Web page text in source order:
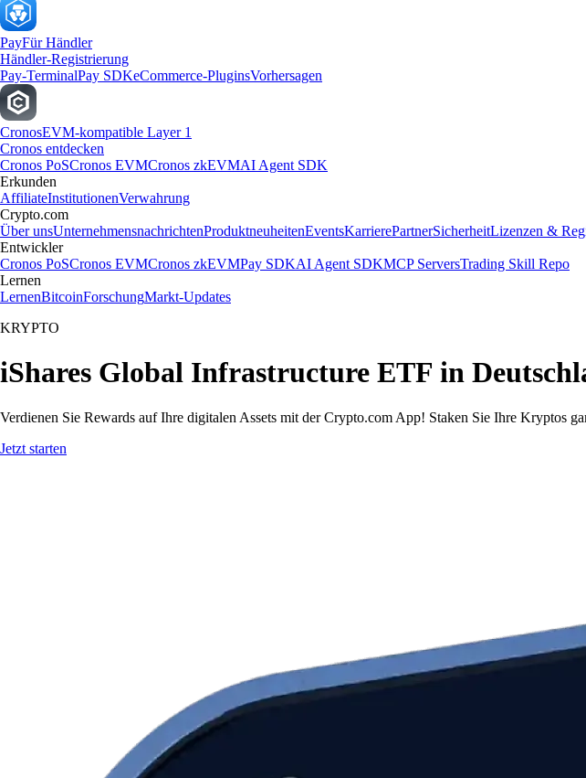
PayFür Händler
Händler-Registrierung
Pay-TerminalPay SDKeCommerce-PluginsVorhersagen
CronosEVM-kompatible Layer 1
Cronos entdecken
Cronos PoSCronos EVMCronos zkEVMAI Agent SDK
Erkunden
AffiliateInstitutionenVerwahrung
Crypto.com
Über unsUnternehmensnachrichtenProduktneuheitenEventsKarrierePartnerSicherheitLizenzen &
Entwickler
Cronos PoSCronos EVMCronos zkEVMPay SDKAI Agent SDKMCP ServersTrading Skill Repo
Lernen
LernenBitcoinForschungMarkt-Updates
KRYPTO
iShares Global Infrastructure ETF in
Verdienen Sie Rewards auf Ihre digitalen Assets mit der Crypto.com App! Staken Sie Ihre Kryptos
Jetzt starten